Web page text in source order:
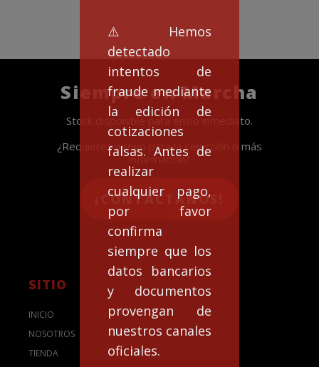
⚠️Hemos
detectado
intentos de
fraude mediante
la edición de
cotizaciones
falsas. Antes de
realizar
cualquier pago,
por favor
confirma
siempre que los
datos bancarios
y documentos
provengan de
nuestros canales
oficiales.
Siempre en Marcha
Stock disponible para envío inmediato.
¿Requieres apoyo para la selección o más
información?
¡CONTACTANOS!
SITIO
INICIO
NOSOTROS
TIENDA